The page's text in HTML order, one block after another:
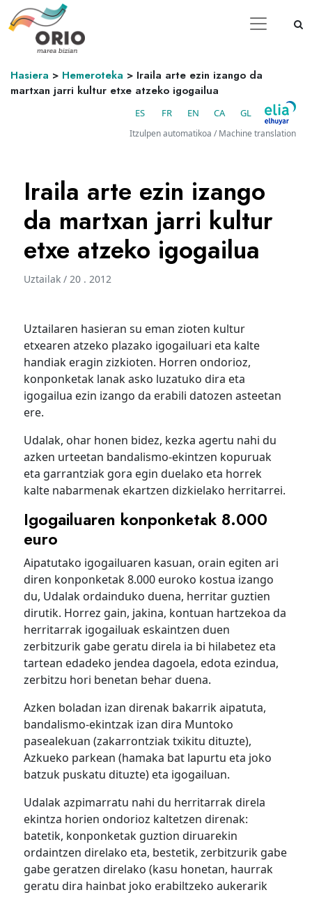
Hasiera > Hemeroteka > Iraila arte ezin izango da
martxan jarri kultur etxe atzeko igogailua
ES FR EN CA GL
Itzulpen automatikoa / Machine translation
Iraila arte ezin izango
da martxan jarri kultur
etxe atzeko igogailua
Uztailak / 20 . 2012
Uztailaren hasieran su eman zioten kultur
etxearen atzeko plazako igogailuari eta kalte
handiak eragin zizkioten. Horren ondorioz,
konponketak lanak asko luzatuko dira eta
igogailua ezin izango da erabili datozen asteetan
ere.
Udalak, ohar honen bidez, kezka agertu nahi du
azken urteetan bandalismo-ekintzen kopuruak
eta garrantziak gora egin duelako eta horrek
kalte nabarmenak ekartzen dizkielako herritarrei.
Igogailuaren konponketak 8.000
euro
Aipatutako igogailuaren kasuan, orain egiten ari
diren konponketak 8.000 euroko kostua izango
du, Udalak ordainduko duena, herritar guztien
dirutik. Horrez gain, jakina, kontuan hartzekoa da
herritarrak igogailuak eskaintzen duen
zerbitzurik gabe geratu direla ia bi hilabetez eta
tartean edadeko jendea dagoela, edota ezindua,
zerbitzu hori benetan behar duena.
Azken boladan izan direnak bakarrik aipatuta,
bandalismo-ekintzak izan dira Muntoko
pasealekuan (zakarrontziak txikitu dituzte),
Azkueko parkean (hamaka bat lapurtu eta joko
batzuk puskatu dituzte) eta igogailuan.
Udalak azpimarratu nahi du herritarrak direla
ekintza horien ondorioz kaltetzen direnak:
batetik, konponketak guztion diruarekin
ordaintzen direlako eta, bestetik, zerbitzurik gabe
gabe geratzen direlako (kasu honetan, haurrak
geratu dira hainbat joko erabiltzeko aukerarik